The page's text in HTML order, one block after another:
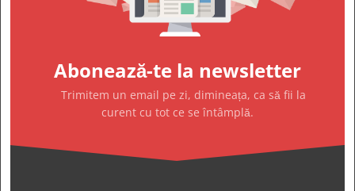
Abonează-te la newsletter
Trimitem un email pe zi, dimineața, ca să fii la
curent cu tot ce se întâmplă.